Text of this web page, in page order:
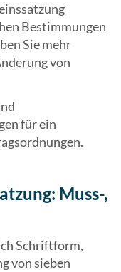
Bestimmungen
Sie mehr
von
für ein
Muss-,
Schriftform,
von sieben